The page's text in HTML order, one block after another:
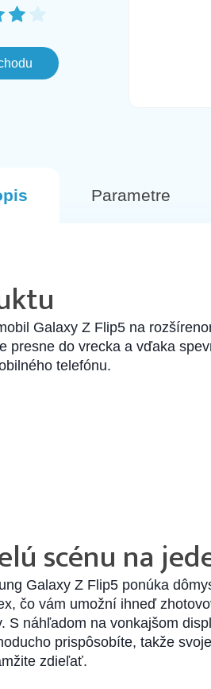
troch dnoch
zrusena lebo
aj ked
ako
Parametre
Galaxy Z Flip5 na
presne do vrecka a vďaka
telefónu.
scénu na
Galaxy Z Flip5 ponúka
čo vám umožní ihneď
S náhľadom na vonkajšom
prispôsobíte, takže
zdieľať.